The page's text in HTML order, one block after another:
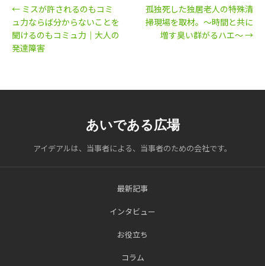
← ミスが許されるのもコミ
ュ力ならば分からないことを
聞けるのもコミュ力｜大人の
発達障害
孤独死した独居老人の特殊清
掃現場を取材。～時間と共に
増す臭い群がるハエ～ →
あいである広場
アイデアルは、当事者による、当事者のための会社です。
最新記事
インタビュー
お役立ち
コラム